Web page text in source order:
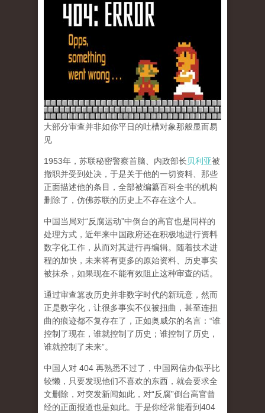
大部分审查并非如你平日的吐槽对象那般显而易
见
1953年，苏联秘密警察首脑、内政部长贝利亚被
撤职并受到处决，于是关于他的一切资料、那些
正面描述他的条目，全部被编纂百科全书的机构
删除了，仿佛苏联的历史上不存在这个人。
中国当局对“反腐运动”中倒台的高官也是同样的
处理方式，近年来中国政府还在积极地进行资料
数字化工作，从而对其进行再编辑。随着技术进
程的加快，未来将有更多的原始资料、历史事实
被抹杀，如果现在不能有效阻止这种审查的话。
通过审查篡改历史并非数字时代的新玩意，然而
正是数字化，让很多事实不仅被扭曲，甚至连扭
曲的痕迹都不复存在了，正如奥威尔的名言：“谁
控制了现在，谁就控制了历史；谁控制了历史，
谁就控制了未来”。
中国人对 404 再熟悉不过了，中国网信办似乎比
较懒，只要发现他们不喜欢的东西，就会要求全
文删除，对突发新闻如此，对“反腐”倒台高官曾
经的正面报道也是如此。于是你经常能看到404